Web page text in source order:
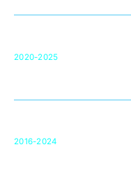
2020-2025
2016-2024